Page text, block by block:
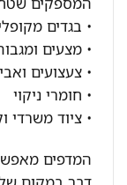
• בגדים
• מצעים ומגבות
• צעצועים
• חומרי ניקוי
• ציוד משרדי
המדפים